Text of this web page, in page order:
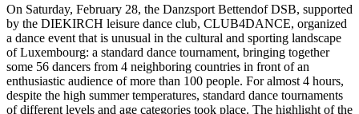
On Saturday, February 28, the Danzsport Bettendof DSB, supported
by the DIEKIRCH leisure dance club, CLUB4DANCE, organized
a dance event that is unusual in the cultural and sporting landscape
of Luxembourg: a standard dance tournament, bringing together
some 56 dancers from 4 neighboring countries in front of an
enthusiastic audience of more than 100 people. For almost 4 hours,
despite the high summer temperatures, standard dance tournaments
of different levels and age categories took place. The highlight of the